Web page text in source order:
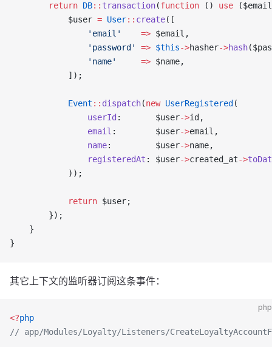
        return
DB:: transaction(function () use
            $user
= User:: create([
                'email'
    =>
$email,
                'password'
=> $this->hasher->hash
                'name'
     =>
$name,
            ]);
            Event
:: dispatch(new UserRegistered (
                userId
:       $user->id,
                email
:        $user->email,
                name
:         $user->name,
                registeredAt
: $user->created_at->
            ));
            return
$user;
        });
    }
}
其它上下文的监听器订阅这条事件：
php
<?php
// app/Modules/Loyalty/Listeners/